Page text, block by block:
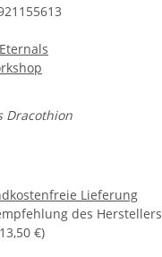
Dracothion
Lieferung
des Herstellers
13,50 €)